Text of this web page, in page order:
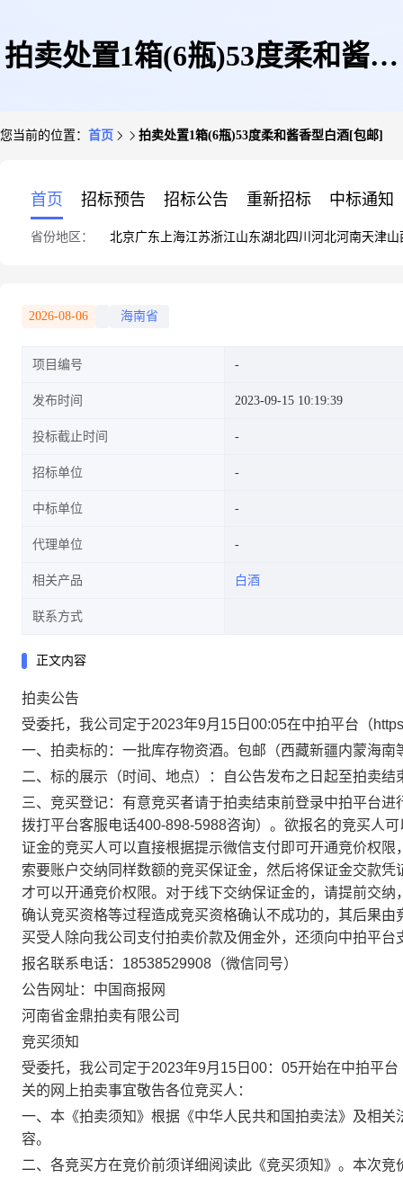
拍卖处置1箱(6瓶)53度柔和酱香
您当前的位置： 首页 拍卖处置1箱(6瓶)53度柔和酱香型白酒[包邮]
首页 招标预告 招标公告 重新招标 中标通知
省份地区： 北京广东 上海江苏浙江山东湖北四川 河北河南天津山
2026-08-06 海南省
项目编号
发布时间 2023-09-15 10:19:39
投标截止时间
招标单位
中标单位
代理单位
相关产品 白酒
联系方式
正文内容
拍卖公告
受委托，我公司定于2023年9月15日00:05在中拍平台（
一、拍卖标的：一批库存物资酒。包邮（西藏新疆内蒙海
二、标的展示（时间、地点）：自公告发布之日起至拍卖结
三、竞买登记：有意竞买者请于拍卖结束前登录中拍平台
拨打平台客服电话400-898-5988咨询）。欲报名的竞买人
证金的竞买人可以直接根据提示微信支付即可开通竞价权
索要账户交纳同样数额的竞买保证金，然后将保证金交款
才可以开通竞价权限。对于线下交纳保证金的，请提前交
确认竞买资格等过程造成竞买资格确认不成功的，其后果
买受人除向我公司支付拍卖价款及佣金外，还须向中拍平台
报名联系电话：18538529908（微信同号）
公告网址：中国商报网
河南省金鼎拍卖有限公司
竞买须知
受委托，我公司定于2023年9月15日00：05开始在中拍平
关的网上拍卖事宜敬告各位竞买人：
一、本《拍卖须知》根据《中华人民共和国拍卖法》及相
容。
二、各竞买方在竞价前须详细阅读此《竞买须知》。本次